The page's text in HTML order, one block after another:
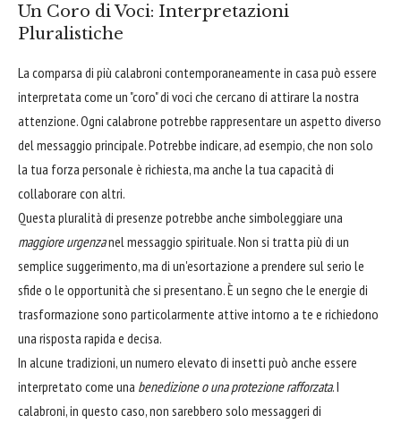
Un Coro di Voci: Interpretazioni
Pluralistiche
La comparsa di più calabroni contemporaneamente in casa può essere
interpretata come un "coro" di voci che cercano di attirare la nostra
attenzione. Ogni calabrone potrebbe rappresentare un aspetto diverso
del messaggio principale. Potrebbe indicare, ad esempio, che non solo
la tua forza personale è richiesta, ma anche la tua capacità di
collaborare con altri.
Questa pluralità di presenze potrebbe anche simboleggiare una
maggiore urgenzanel messaggio spirituale. Non si tratta più di un
semplice suggerimento, ma di un'esortazione a prendere sul serio le
sfide o le opportunità che si presentano. È un segno che le energie di
trasformazione sono particolarmente attive intorno a te e richiedono
una risposta rapida e decisa.
In alcune tradizioni, un numero elevato di insetti può anche essere
interpretato come una benedizione o una protezione rafforzata. I
calabroni, in questo caso, non sarebbero solo messaggeri di